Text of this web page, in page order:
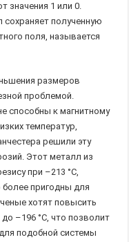
значения 1 или 0.
полученную
поля, называется
размеров
проблемой.
способны к магнитному
температур,
решили эту
Этот металл из
при –213 °С,
более пригодны для
хотят повысить
–196 °С, что позволит
подобной системы